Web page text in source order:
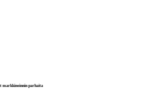
markkinoinnin parhaita